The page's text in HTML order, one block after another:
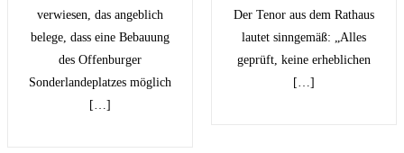
verwiesen, das angeblich
belege, dass eine Bebauung
des Offenburger
Sonderlandeplatzes möglich
[…]
Der Tenor aus dem Rathaus
lautet sinngemäß: „Alles
geprüft, keine erheblichen
[…]